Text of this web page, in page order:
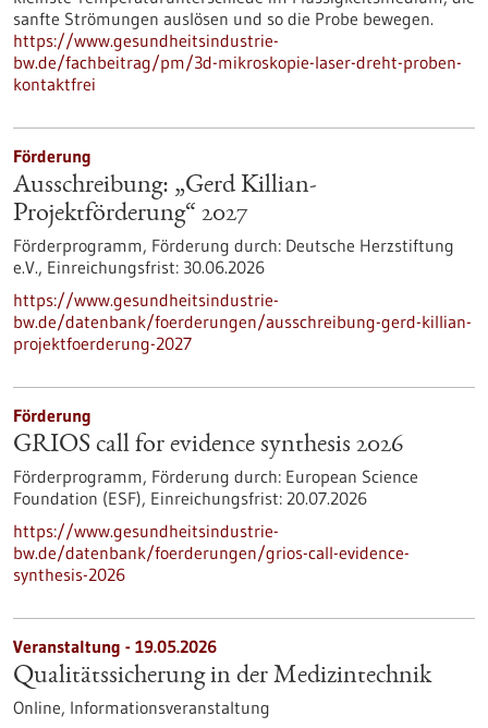
sanfte Strömungen auslösen und so die Probe bewegen.
https://www.gesundheitsindustrie-
bw.de/fachbeitrag/pm/3d-mikroskopie-laser-dreht-proben-
kontaktfrei
Förderung
Ausschreibung: „Gerd Killian-
Projektförderung“ 2027
Förderprogramm, Förderung durch: Deutsche Herzstiftung
e.V., Einreichungsfrist: 30.06.2026
https://www.gesundheitsindustrie-
bw.de/datenbank/foerderungen/ausschreibung-gerd-killian-
projektfoerderung-2027
Förderung
GRIOS call for evidence synthesis 2026
Förderprogramm, Förderung durch: European Science
Foundation (ESF), Einreichungsfrist: 20.07.2026
https://www.gesundheitsindustrie-
bw.de/datenbank/foerderungen/grios-call-evidence-
synthesis-2026
Veranstaltung - 19.05.2026
Qualitätssicherung in der Medizintechnik
Online, Informationsveranstaltung